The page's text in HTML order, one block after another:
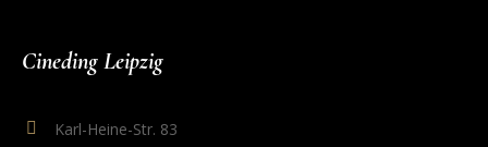
Cineding Leipzig
Karl-Heine-Str. 83